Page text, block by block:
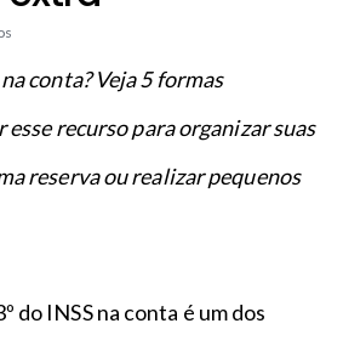
conta? Veja 5 formas
recurso para organizar suas
reserva ou realizar pequenos
do INSS na conta é um dos